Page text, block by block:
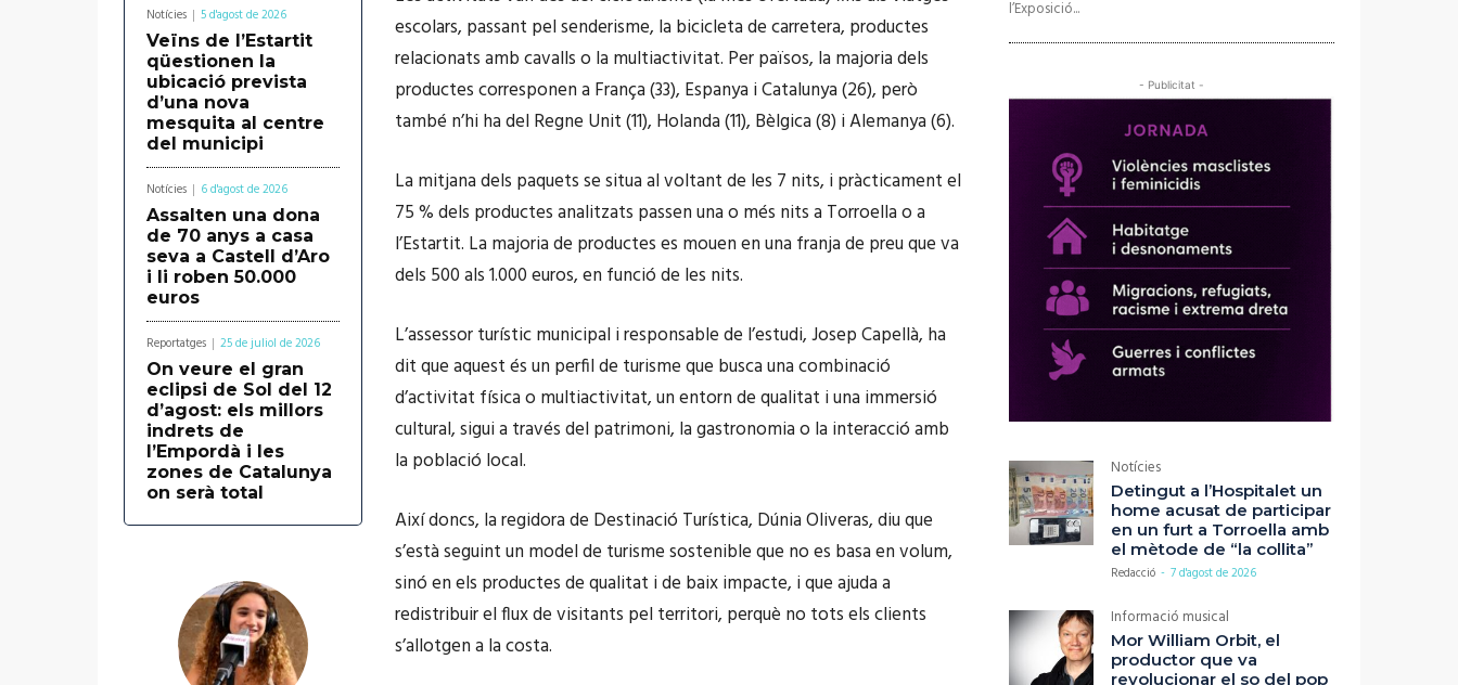
Notícies 5 d'agost de 2026
Veïns de l’Estartit
qüestionen la
ubicació prevista
d’una nova
mesquita al centre
del municipi
Notícies 6 d'agost de 2026
Assalten una dona
de 70 anys a casa
seva a Castell d’Aro
i li roben 50.000
euros
Reportatges 25 de juliol de 2026
On veure el gran
eclipsi de Sol del 12
d’agost: els millors
indrets de
l’Empordà i les
zones de Catalunya
on serà total
escolars, passant pel senderisme, la bicicleta de carretera, productes
relacionats amb cavalls o la multiactivitat. Per països, la majoria dels
productes corresponen a França (33), Espanya i Catalunya (26), però
també n’hi ha del Regne Unit (11), Holanda (11), Bèlgica (8) i Alemanya (6).
La mitjana dels paquets se situa al voltant de les 7 nits, i pràcticament el
75 % dels productes analitzats passen una o més nits a Torroella o a
l’Estartit. La majoria de productes es mouen en una franja de preu que va
dels 500 als 1.000 euros, en funció de les nits.
L’assessor turístic municipal i responsable de l’estudi, Josep Capellà, ha
dit que aquest és un perfil de turisme que busca una combinació
d’activitat física o multiactivitat, un entorn de qualitat i una immersió
cultural, sigui a través del patrimoni, la gastronomia o la interacció amb
la població local.
Així doncs, la regidora de Destinació Turística, Dúnia Oliveras, diu que
s’està seguint un model de turisme sostenible que no es basa en volum,
sinó en els productes de qualitat i de baix impacte, i que ajuda a
redistribuir el flux de visitants pel territori, perquè no tots els clients
s’allotgen a la costa.
l’Exposició...
- Publicitat -
Notícies
Detingut a l’Hospitalet un
home acusat de participar
en un furt a Torroella amb
el mètode de “la collita”
Redacció - 7 d'agost de 2026
Informació musical
Mor William Orbit, el
productor que va
revolucionar el so del pop